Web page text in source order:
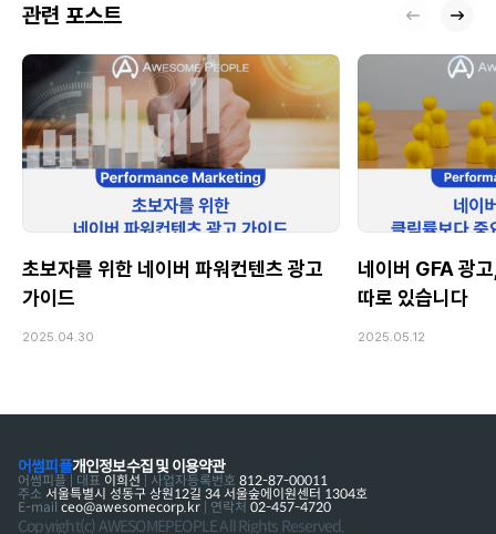
관련 포스트
초보자를 위한 네이버 파워컨텐츠 광고
가이드
2025.04.30
네이버 GFA 광
따로 있습니다
2025.05.12
어썸피플개인정보수집 및 이용약관
어썸피플 | 대표 이희선 | 사업자등록번호 812-87-00011
주소 서울특별시 성동구 상원12길 34 서울숲에이원센터 1304호
E-mail ceo@awesomecorp.kr | 연락처 02-457-4720
Copyright(c) AWESOMEPEOPLE All Rights Reserved.